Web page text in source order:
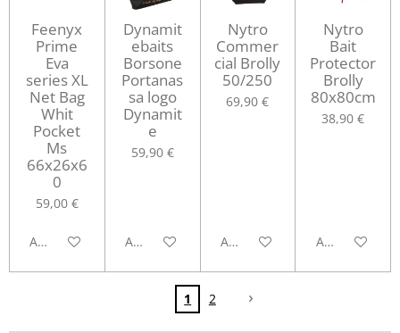
Feenyx
Prime
Eva
series XL
Net Bag
Whit
Pocket
Ms
66x26x6
0
59,00 €
Avvisami quando disponibile
Dynamit
ebaits
Borsone
Portanas
sa logo
Dynamit
e
59,90 €
Aggiungi al carrello
Nytro
Commer
cial Brolly
50/250
69,90 €
Aggiungi al carrello
Nytro
Bait
Protector
Brolly
80x80cm
38,90 €
Avvisami
1 2